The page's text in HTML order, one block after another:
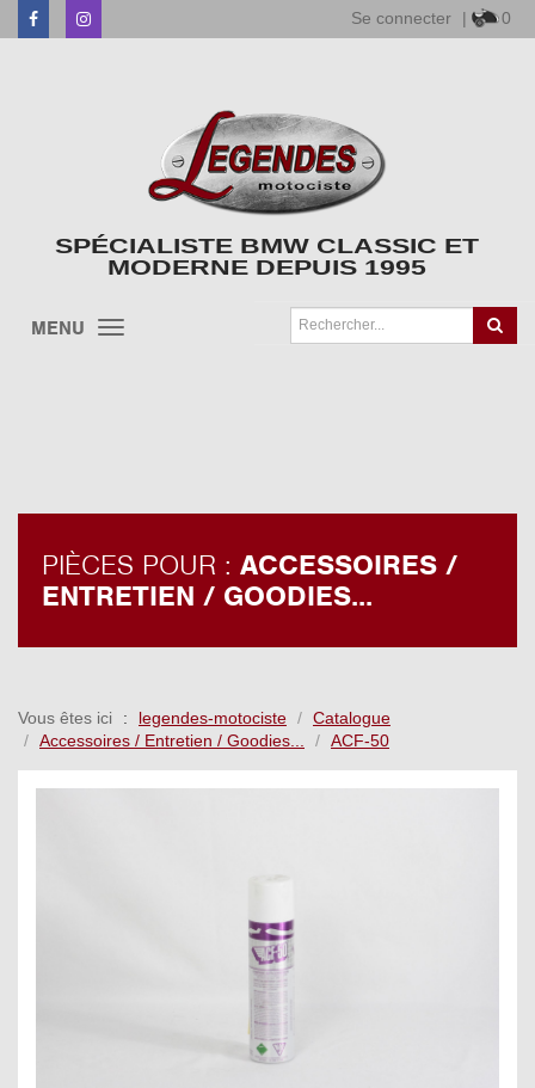
FacebookInstagram Se connecter | 0
SPÉCIALISTE BMW CLASSIC ET
MODERNE DEPUIS 1995
MENU
PIÈCES POUR : ACCESSOIRES /
ENTRETIEN / GOODIES...
Vous êtes ici legendes-motociste
Catalogue
Accessoires / Entretien / Goodies...
ACF-50